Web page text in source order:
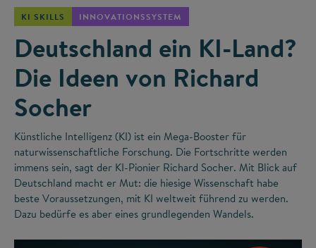
KI SKILLS INNOVATIONSSYSTEM
Deutschland ein KI-Land?
Die Ideen von Richard
Socher
Künstliche Intelligenz (KI) ist ein Mega-Booster für
naturwissenschaftliche Forschung. Die Fortschritte werden
immens sein, sagt der KI-Pionier Richard Socher. Mit Blick auf
Deutschland macht er Mut: die hiesige Wissenschaft habe
beste Voraussetzungen, mit KI weltweit führend zu werden.
Dazu bedürfe es aber eines grundlegenden Wandels.